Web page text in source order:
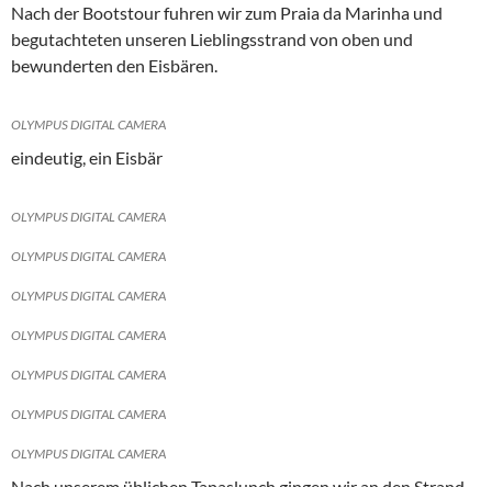
Nach der Bootstour fuhren wir zum Praia da Marinha und
begutachteten unseren Lieblingsstrand von oben und
bewunderten den Eisbären.
OLYMPUS DIGITAL CAMERA
eindeutig, ein Eisbär
OLYMPUS DIGITAL CAMERA
OLYMPUS DIGITAL CAMERA
OLYMPUS DIGITAL CAMERA
OLYMPUS DIGITAL CAMERA
OLYMPUS DIGITAL CAMERA
OLYMPUS DIGITAL CAMERA
OLYMPUS DIGITAL CAMERA